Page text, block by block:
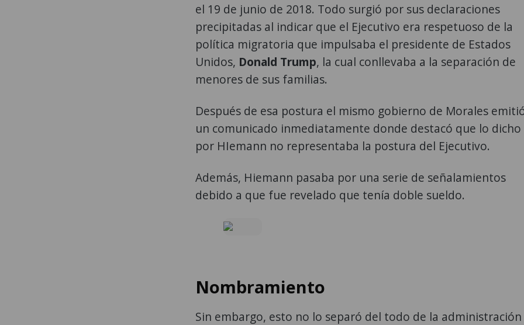
el 19 de junio de 2018. Todo surgió por sus declaraciones
precipitadas al indicar que el Ejecutivo era respetuoso de la
política migratoria que impulsaba el presidente de Estados
Unidos, Donald Trump, la cual conllevaba a la separación de
menores de sus familias.
Después de esa postura el mismo gobierno de Morales
un comunicado inmediatamente donde destacó que lo dicho
por HIemann no representaba la postura del Ejecutivo.
Además, Hiemann pasaba por una serie de señalamientos
debido a que fue revelado que tenía doble sueldo.
Nombramiento
Sin embargo, esto no lo separó del todo de la administración